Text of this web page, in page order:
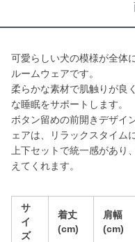
可愛らしい犬の模様が全体
ルームウェアです。
柔らかな素材で肌触りが良
な睡眠をサポートします。
ボタン留めの前開きデザイ
ェアは、リラックスタイム
上下セットで統一感があ
えてくれます。
サ
イ
ズ
着丈
(cm)
肩幅
(cm)